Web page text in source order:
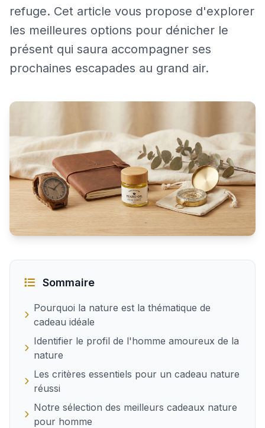
refuge. Cet article vous propose d'explorer
les meilleures options pour dénicher le
présent qui saura accompagner ses
prochaines escapades au grand air.
Sommaire
Pourquoi la nature est la thématique de
cadeau idéale
Identifier le profil de l'homme amoureux de la
nature
Les critères essentiels pour un cadeau nature
réussi
Notre sélection des meilleurs cadeaux nature
pour homme